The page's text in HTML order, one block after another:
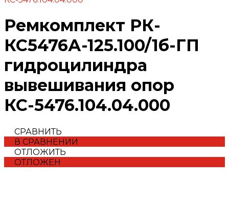
Ремкомплект РК-
КС5476А-125.100/1б-ГП
гидроцилиндра
вывешивания опор
КС-5476.104.04.000
СРАВНИТЬ
В СРАВНЕНИИ
ОТЛОЖИТЬ
ОТЛОЖЕН